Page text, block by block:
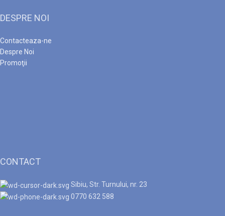
DESPRE NOI
Contacteaza-ne
Despre Noi
Promoţii
CONTACT
Sibiu, Str. Turnului, nr. 23
0770 632 588